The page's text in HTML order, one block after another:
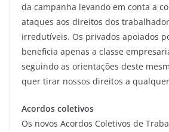
da campanha levando em conta a
ataques aos direitos dos
irredutíveis. Os privados apoiados
beneficia apenas a classe
seguindo as orientações deste
quer tirar nossos direitos a
Acordos coletivos
Os novos Acordos Coletivos de